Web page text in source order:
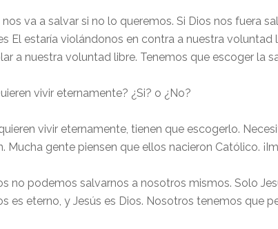
nos va a salvar si no lo queremos. Si Dios nos fuera
El estaría violándonos en contra a nuestra voluntad
a nuestra voluntad libre. Tenemos que escoger la
vivir eternamente? ¿Si? o ¿No?
vivir eternamente, tienen que escogerlo.
Mucha gente piensen que ellos nacieron Católico.
no podemos salvarnos a nosotros mismos. Solo
es eterno, y Jesús es Dios. Nosotros tenemos que